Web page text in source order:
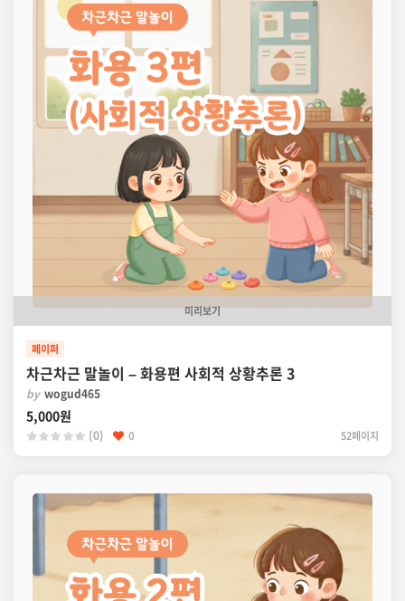
미리보기
페이퍼
차근차근 말놀이 – 화용편 사회적 상황추론 3
by wogud465
5,000원
(0) 0 52페이지